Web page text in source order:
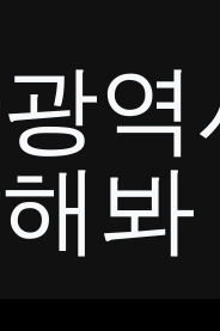
봐